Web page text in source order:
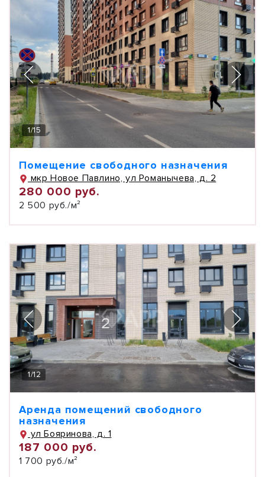
1/15
Помещение свободного назначения
мкр Новое Павлино, ул Романычева, д. 2
280 000 руб.
2 500 руб./м²
1/12
Аренда помещений свободного
назначения
ул Бояринова, д. 1
187 000 руб.
1 700 руб./м²